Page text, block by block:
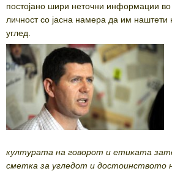
постојано шири неточни информации во
личност со јасна намера да им наштети
углед.
културата на говорот и етиката
сметка за угледот и достоинството